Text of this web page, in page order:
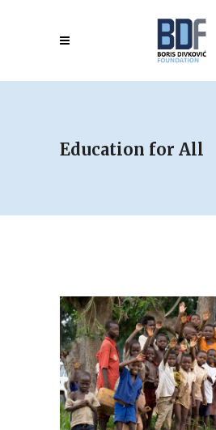
Education for All